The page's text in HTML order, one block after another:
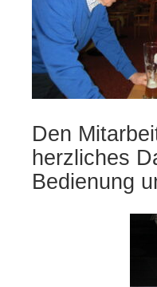
Den
herzliches
Bedienung